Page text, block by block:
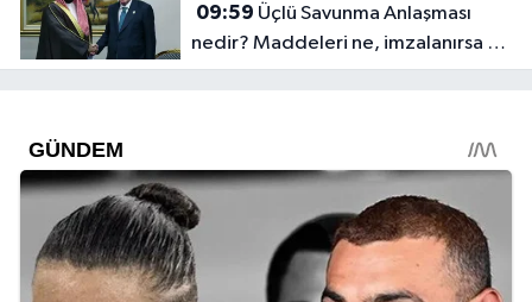
09:59
nedir? Maddeleri ne, imzalanırsa ne
olur?